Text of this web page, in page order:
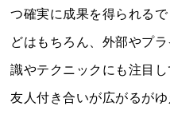
つ確実に成果を得られる
どはもちろん、外部やプ
識やテクニックにも注目
友人付き合いが広がるが